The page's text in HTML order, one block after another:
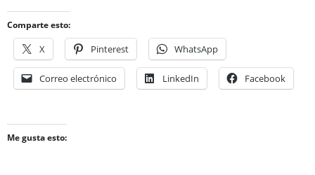
Comparte esto:
X Pinterest WhatsApp
Correo electrónico LinkedIn Facebook
Me gusta esto: